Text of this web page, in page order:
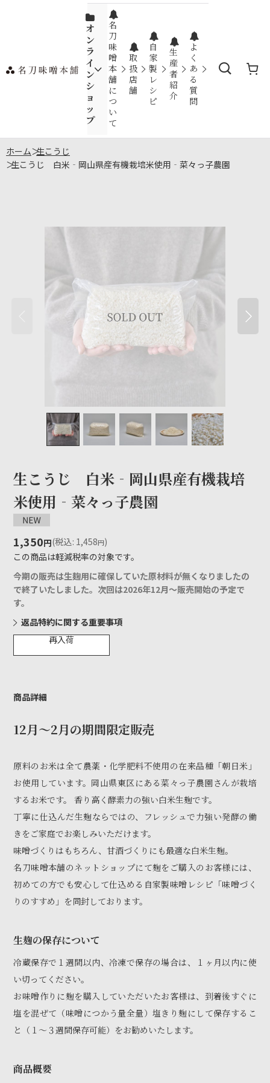
オ
ン
ラ
イ
ン
シ
ョ
ッ
プ
名
刀
味
噌
本
舗
に
つ
い
て
取
扱
店
舗
自
家
製
レ
シ
ピ
生
産
者
紹
介
よ
く
あ
る
質
問
ホーム>生こうじ
>生こうじ 白米‐岡山県産有機栽培米使用‐菜々っ子農園
生こうじ 白米‐岡山県産有機栽培
米使用‐菜々っ子農園
1,350円(税込: 1,458円)
この商品は軽減税率の対象です。
今期の販売は生麹用に確保していた原材料が無くなりましたの
で終了いたしました。次回は2026年12月〜販売開始の予定で
す。
返品特約に関する重要事項
再入荷
商品詳細
12月〜2月の期間限定販売
原料のお米は全て農薬・化学肥料不使用の在来品種「朝日米」
お使用しています。岡山県東区にある菜々っ子農園さんが栽培
するお米です。 香り高く酵素力の強い白米生麹です。
丁寧に仕込んだ生麹ならではの、フレッシュで力強い発酵の働
きをご家庭でお楽しみいただけます。
味噌づくりはもちろん、甘酒づくりにも最適な白米生麹。
名刀味噌本舗のネットショップにて麹をご購入のお客様には、
初めての方でも安心して仕込める自家製味噌レシピ「味噌づく
りのすすめ」を同封しております。
生麹の保存について
冷蔵保存で１週間以内、冷凍で保存の場合は、１ヶ月以内に使
い切ってください。
お味噌作りに麹を購入していただいたお客様は、到着後すぐに
塩を混ぜて（味噌につかう量全量）塩きり麹にして保存するこ
と（１〜３週間保存可能）をお勧めいたします。
商品概要